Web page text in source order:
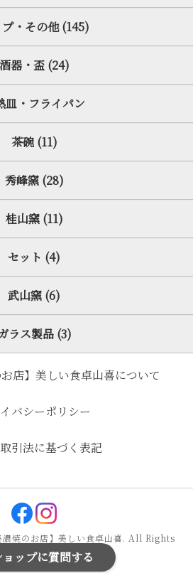
プ・その他 (145)
酒器・盃 (24)
皿・フライパン
茶碗 (11)
秀峰窯 (28)
桂山窯 (11)
セット (4)
武山窯 (6)
ラス製品 (3)
お店】美しい食卓山喜について
バシーポリシー
引法に基づく表記
焼のお店】美しい食卓山喜. All Rights
Reserved.
ョップに質問する